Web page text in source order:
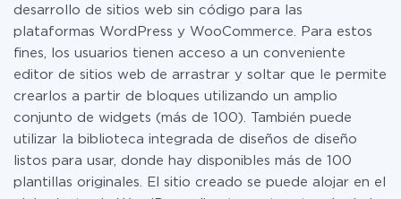
desarrollo de sitios web sin código para las
plataformas WordPress y WooCommerce. Para estos
fines, los usuarios tienen acceso a un conveniente
editor de sitios web de arrastrar y soltar que le permite
crearlos a partir de bloques utilizando un amplio
conjunto de widgets (más de 100). También puede
utilizar la biblioteca integrada de diseños de diseño
listos para usar, donde hay disponibles más de 100
plantillas originales. El sitio creado se puede alojar en el